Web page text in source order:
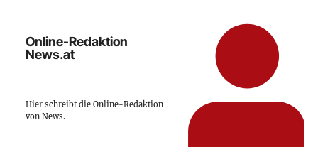
Online-Redaktion
News.at
Hier schreibt die Online-Redaktion
von News.